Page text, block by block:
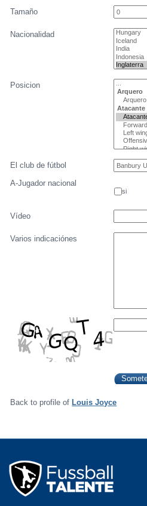
Tamaño
Nacionalidad
Posicion
El club de fútbol
A-Jugador nacional
si
Vídeo
Varios indicaciónes
Back to profile of Louis Joyce